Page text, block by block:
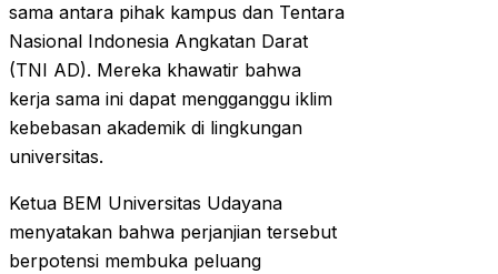
sama antara pihak kampus dan Tentara
Nasional Indonesia Angkatan Darat
(TNI AD). Mereka khawatir bahwa
kerja sama ini dapat mengganggu iklim
kebebasan akademik di lingkungan
universitas.​
Ketua BEM Universitas Udayana
menyatakan bahwa perjanjian tersebut
berpotensi membuka peluang